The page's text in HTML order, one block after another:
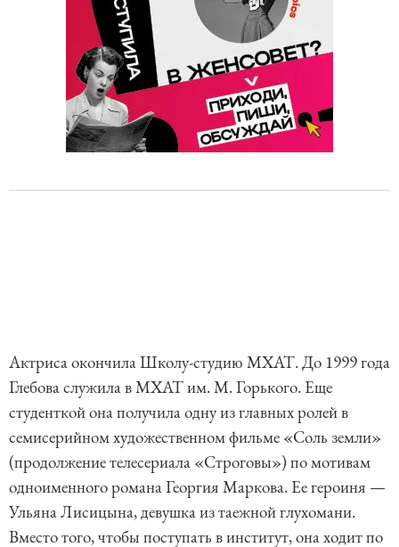
Актриса окончила Школу-студию МХАТ. До 1999 года
Глебова служила в МХАТ им. М. Горького. Еще
студенткой она получила одну из главных ролей в
семисерийном художественном фильме «Соль земли»
(продолжение телесериала «Строговы») по мотивам
одноименного романа Георгия Маркова. Ее героиня —
Ульяна Лисицына, девушка из таежной глухомани.
Вместо того, чтобы поступать в институт, она ходит по